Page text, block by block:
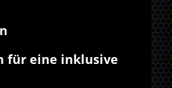
für eine inklusive